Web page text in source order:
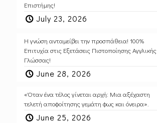
Επιστήμης!
July 23, 2026
Η γνώση ανταμείβει την προσπάθεια! 100%
Επιτυχία στις Εξετάσεις Πιστοποίησης Αγγλικής
Γλώσσας!
June 28, 2026
«Όταν ένα τέλος γίνεται αρχή: Μια αξέχαστη
τελετή αποφοίτησης γεμάτη φως και όνειρα».
June 25, 2026